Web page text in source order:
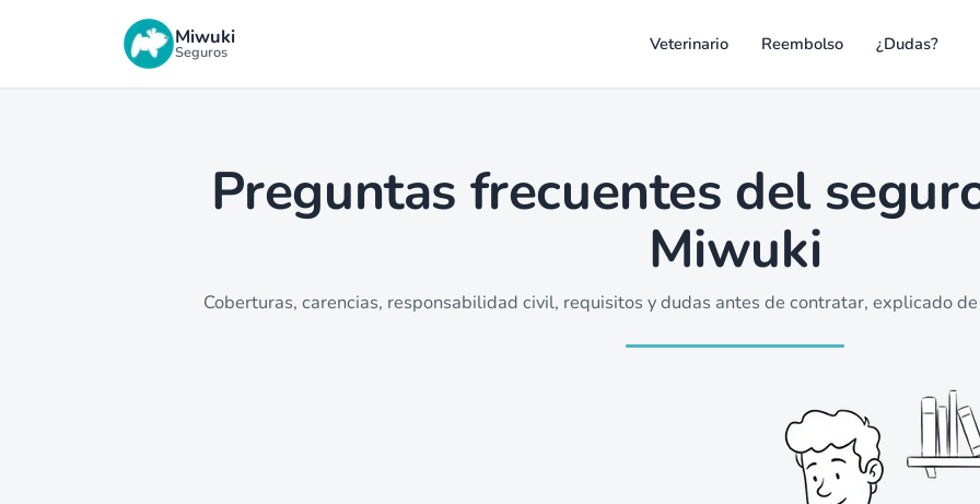
Miwuki
Seguros Veterinario Reembolso ¿Dudas?
Preguntas frecuentes del
Miwuki
Coberturas, carencias, responsabilidad civil, requisitos y dudas antes de contratar, explicado